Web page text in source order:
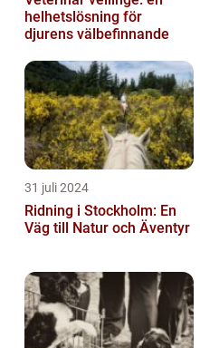
helhetslösning för
djurens välbefinnande
31 juli 2024
Ridning i Stockholm: En
Väg till Natur och Äventyr